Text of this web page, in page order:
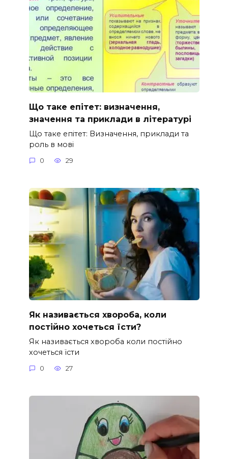
Що таке епітет: визначення,
значення та приклади в літературі
Що таке епітет: Визначення, приклади та
роль в мові
0 29
Як називається хвороба, коли
постійно хочеться їсти?
Як називається хвороба коли постійно
хочеться їсти
0 27